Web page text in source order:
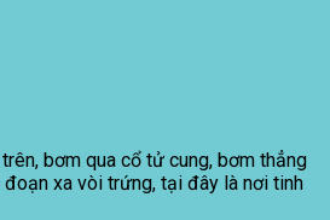
bơm qua cổ tử cung, bơm thẳng
xa vòi trứng, tại đây là nơi tinh